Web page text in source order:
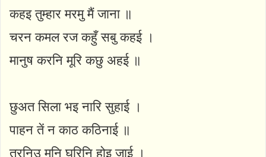
कहइ तुम्हार मरमु मैं जाना ॥
चरन कमल रज कहुँ सबु कहई ।
मानुष करनि मूरि कछु अहई ॥
छुअत सिला भइ नारि सुहाई ।
पाहन तें न काठ कठिनाई ॥
तरनिउ मुनि घरिनि होइ जाई ।